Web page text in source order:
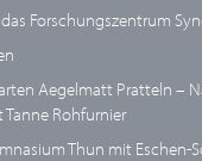
Forschungszentrum
Aegelmatt Pratteln –
Rohfurnier
Thun mit Eschen-